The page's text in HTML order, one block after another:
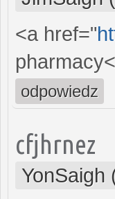
<a href="
odpowiedz
cfjhrnez
YonSaigh